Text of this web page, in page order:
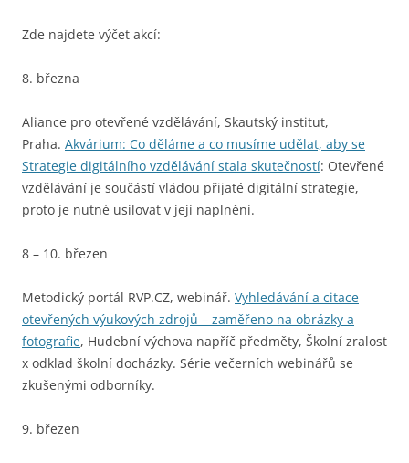
Zde najdete výčet akcí:
8. března
Aliance pro otevřené vzdělávání, Skautský institut,
Praha. Akvárium: Co děláme a co musíme udělat, aby se
Strategie digitálního vzdělávání stala skutečností: Otevřené
vzdělávání je součástí vládou přijaté digitální strategie,
proto je nutné usilovat v její naplnění.
8 – 10. březen
Metodický portál RVP.CZ, webinář. Vyhledávání a citace
otevřených výukových zdrojů – zaměřeno na obrázky a
fotografie, Hudební výchova napříč předměty, Školní zralost
x odklad školní docházky. Série večerních webinářů se
zkušenými odborníky.
9. březen